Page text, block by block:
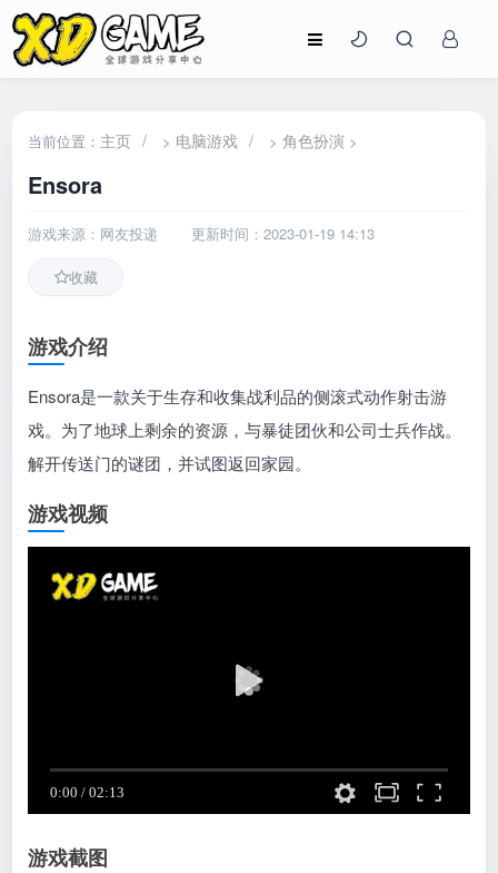
当前位置： 主页 / > 电脑游戏 / >角色扮演 >
Ensora
游戏来源：网友投递 更新时间：2023-01-19 14:13
收藏
游戏介绍
Ensora是一款关于生存和收集战利品的侧滚式动作射击游
戏。为了地球上剩余的资源，与暴徒团伙和公司士兵作战。
解开传送门的谜团，并试图返回家园。
游戏视频
游戏截图